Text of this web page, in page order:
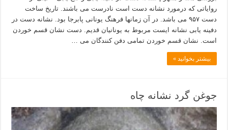
روایاتی که درمورد نشانه دست است نادرست می باشند. تاریخ ساخت
دست ۹۵۷ می باشد. در آن زمانها فرهنگ یونانی پابرجا بود. نشانه دست در
دفینه یابی نشانه ایست مربوط به یونانیان قدیم. دست نشان قسم خوردن
است. نشان قسم خوردن تمامی دفن کنندگان می …
بیشتر بخوانید »
جوغن گرد نشانه چاه